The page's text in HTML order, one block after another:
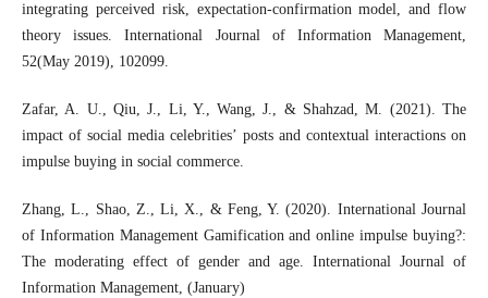
integrating perceived risk, expectation-confirmation model, and flow
theory issues. International Journal of Information Management,
52(May 2019), 102099.
Zafar, A. U., Qiu, J., Li, Y., Wang, J., & Shahzad, M. (2021). The
impact of social media celebrities’ posts and contextual interactions on
impulse buying in social commerce.
Zhang, L., Shao, Z., Li, X., & Feng, Y. (2020). International Journal
of Information Management Gamification and online impulse buying?:
The moderating effect of gender and age. International Journal of
Information Management, (January)